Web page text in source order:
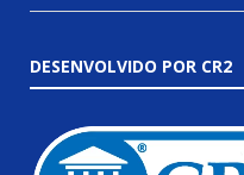
DESENVOLVIDO POR CR2